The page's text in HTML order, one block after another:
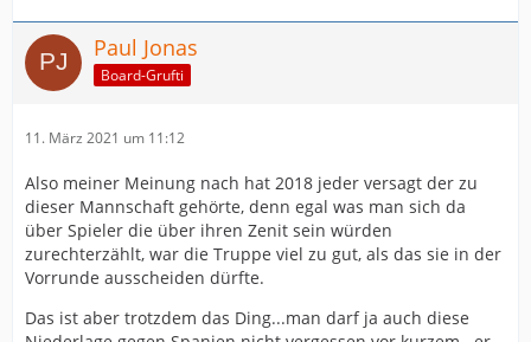
Paul Jonas
Board-Grufti
11. März 2021 um 11:12
Also meiner Meinung nach hat 2018 jeder versagt der zu
dieser Mannschaft gehörte, denn egal was man sich da
über Spieler die über ihren Zenit sein würden
zurechterzählt, war die Truppe viel zu gut, als das sie in der
Vorrunde ausscheiden dürfte.
Das ist aber trotzdem das Ding...man darf ja auch diese